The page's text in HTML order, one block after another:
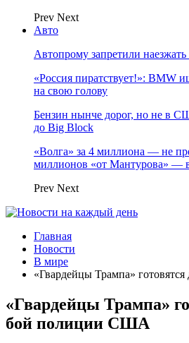
Prev Next
Авто
Автопрому запретили наезжать
«Россия пиратствует!»: BMW
на свою голову
Бензин нынче дорог, но не в
до Big Block
«Волга» за 4 миллиона — не
миллионов «от Мантурова» —
Prev Next
Главная
Новости
В мире
«Гвардейцы Трампа»
«Гвардейцы Трампа»
бой полиции США